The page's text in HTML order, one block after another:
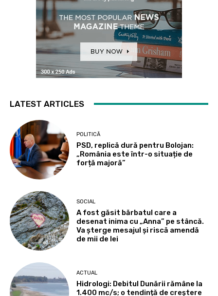
LATEST ARTICLES
POLITICĂ
PSD, replică dură pentru Bolojan:
„România este într-o situație de
forță majoră”
SOCIAL
A fost găsit bărbatul care a
desenat inima cu „Anna” pe stâncă.
Va șterge mesajul și riscă amendă
de mii de lei
ACTUAL
Hidrologi: Debitul Dunării rămâne la
1.400 mc/s; o tendință de creștere